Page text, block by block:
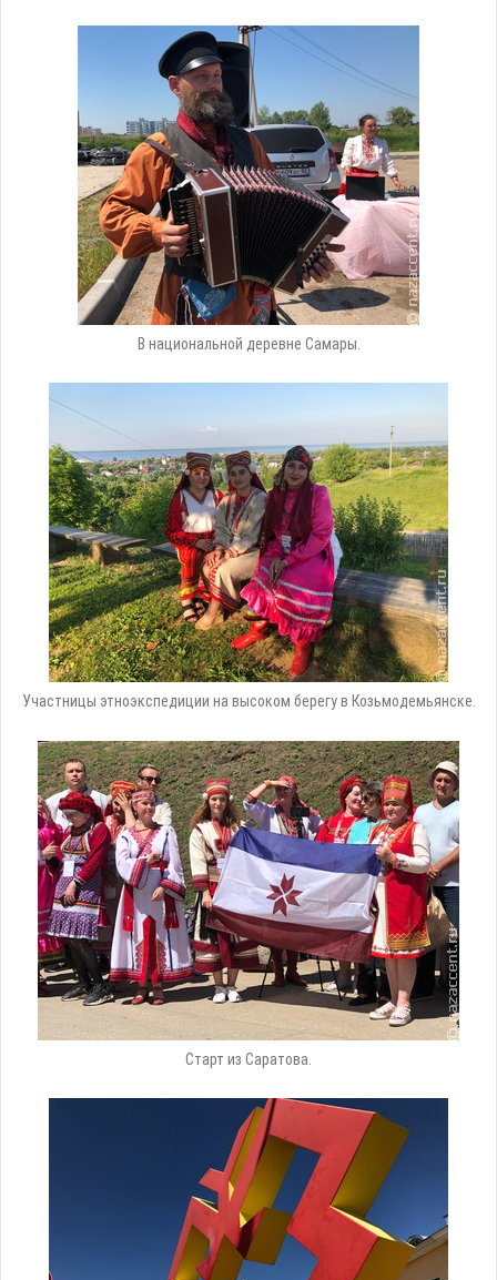
В национальной деревне Самары.
Участницы этноэкспедиции на высоком берегу в Козьмодемьянске.
Старт из Саратова.